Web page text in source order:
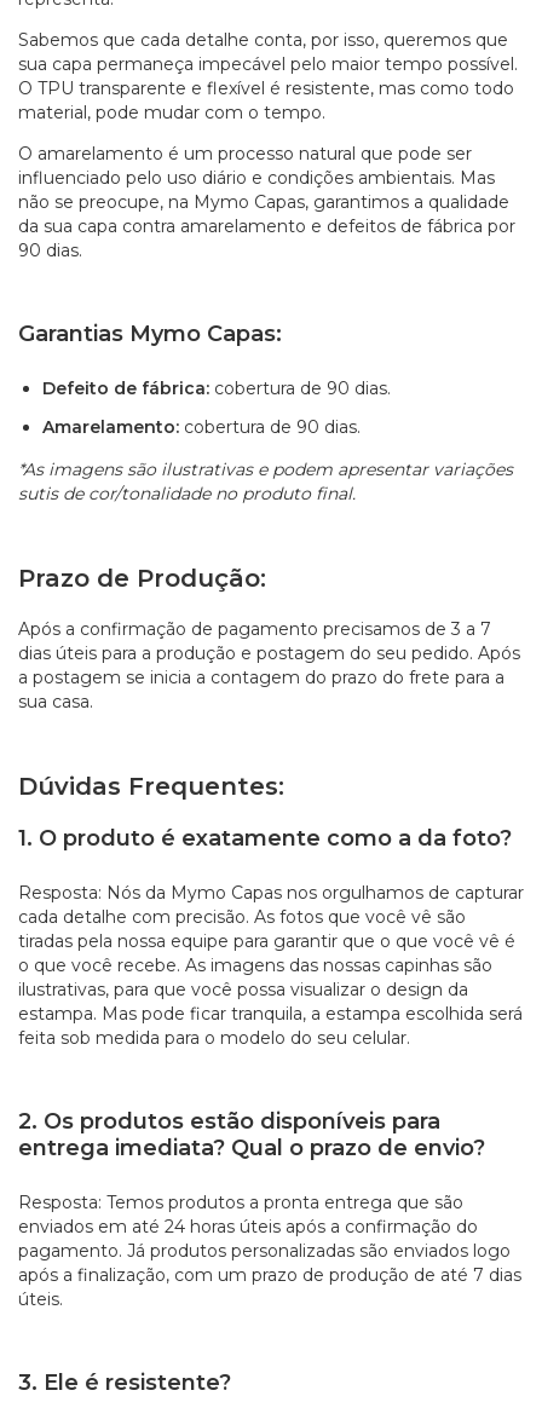
Sabemos que cada detalhe conta, por isso, queremos que
sua capa permaneça impecável pelo maior tempo possível.
O TPU transparente e flexível é resistente, mas como todo
material, pode mudar com o tempo.
O amarelamento é um processo natural que pode ser
influenciado pelo uso diário e condições ambientais. Mas
não se preocupe, na Mymo Capas, garantimos a qualidade
da sua capa contra amarelamento e defeitos de fábrica por
90 dias.
Garantias Mymo Capas:
Defeito de fábrica: cobertura de 90 dias.
Amarelamento: cobertura de 90 dias.
*As imagens são ilustrativas e podem apresentar variações
sutis de cor/tonalidade no produto final.
Prazo de Produção:
Após a confirmação de pagamento precisamos de 3 a 7
dias úteis para a produção e postagem do seu pedido. Após
a postagem se inicia a contagem do prazo do frete para a
sua casa.
Dúvidas Frequentes:
1. O produto é exatamente como a da foto?
Resposta: Nós da Mymo Capas nos orgulhamos de capturar
cada detalhe com precisão. As fotos que você vê são
tiradas pela nossa equipe para garantir que o que você vê é
o que você recebe. As imagens das nossas capinhas são
ilustrativas, para que você possa visualizar o design da
estampa. Mas pode ficar tranquila, a estampa escolhida será
feita sob medida para o modelo do seu celular.
2. Os produtos estão disponíveis para
entrega imediata? Qual o prazo de envio?
Resposta: Temos produtos a pronta entrega que são
enviados em até 24 horas úteis após a confirmação do
pagamento. Já produtos personalizadas são enviados logo
após a finalização, com um prazo de produção de até 7 dias
úteis.
3. Ele é resistente?